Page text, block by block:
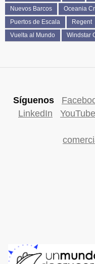
Nuevos Barcos
Oceania
Puertos de Escala
Regent
Vuelta al Mundo
Windstar
Síguenos
LinkedIn
YouTube